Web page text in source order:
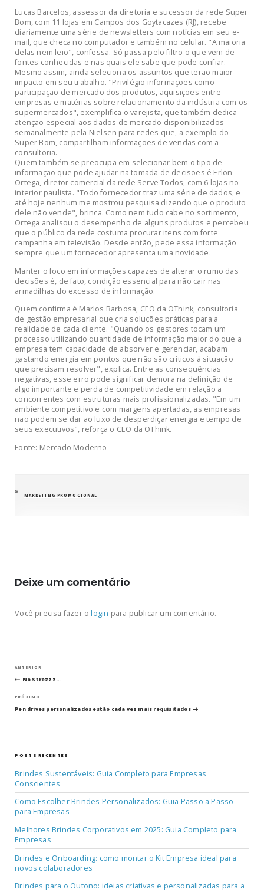
Lucas Barcelos, assessor da diretoria e sucessor da rede Super
Bom, com 11 lojas em Campos dos Goytacazes (RJ), recebe
diariamente uma série de newsletters com notícias em seu e-
mail, que checa no computador e também no celular. "A maioria
delas nem leio", confessa. Só passa pelo filtro o que vem de
fontes conhecidas e nas quais ele sabe que pode confiar.
Mesmo assim, ainda seleciona os assuntos que terão maior
impacto em seu trabalho. "Privilégio informações como
participação de mercado dos produtos, aquisições entre
empresas e matérias sobre relacionamento da indústria com os
supermercados", exemplifica o varejista, que também dedica
atenção especial aos dados de mercado disponibilizados
semanalmente pela Nielsen para redes que, a exemplo do
Super Bom, compartilham informações de vendas com a
consultoria.
Quem também se preocupa em selecionar bem o tipo de
informação que pode ajudar na tomada de decisões é Erlon
Ortega, diretor comercial da rede Serve Todos, com 6 lojas no
interior paulista. "Todo fornecedor traz uma série de dados, e
até hoje nenhum me mostrou pesquisa dizendo que o produto
dele não vende", brinca. Como nem tudo cabe no sortimento,
Ortega analisou o desempenho de alguns produtos e percebeu
que o público da rede costuma procurar itens com forte
campanha em televisão. Desde então, pede essa informação
sempre que um fornecedor apresenta uma novidade.
Manter o foco em informações capazes de alterar o rumo das
decisões é, de fato, condição essencial para não cair nas
armadilhas do excesso de informação.
Quem confirma é Marlos Barbosa, CEO da OThink, consultoria
de gestão empresarial que cria soluções práticas para a
realidade de cada cliente. "Quando os gestores tocam um
processo utilizando quantidade de informação maior do que a
empresa tem capacidade de absorver e gerenciar, acabam
gastando energia em pontos que não são críticos à situação
que precisam resolver", explica. Entre as consequências
negativas, esse erro pode significar demora na definição de
algo importante e perda de competitividade em relação a
concorrentes com estruturas mais profissionalizadas. "Em um
ambiente competitivo e com margens apertadas, as empresas
não podem se dar ao luxo de desperdiçar energia e tempo de
seus executivos", reforça o CEO da OThink.
Fonte: Mercado Moderno
CATEGORIAS
MARKETING PROMOCIONAL
Deixe um comentário
Você precisa fazer ologin para publicar um comentário.
Navegação
de
Post
Post
anterior
ANTERIOR
No Strezzz…
Próximo
post
PRÓXIMO
Pen drives personalizados estão cada vez mais requisitados
POSTS RECENTES
Brindes Sustentáveis: Guia Completo para Empresas
Conscientes
Como Escolher Brindes Personalizados: Guia Passo a Passo
para Empresas
Melhores Brindes Corporativos em 2025: Guia Completo para
Empresas
Brindes e Onboarding: como montar o Kit Empresa ideal para
novos colaboradores
Brindes para o Outono: ideias criativas e personalizadas para a